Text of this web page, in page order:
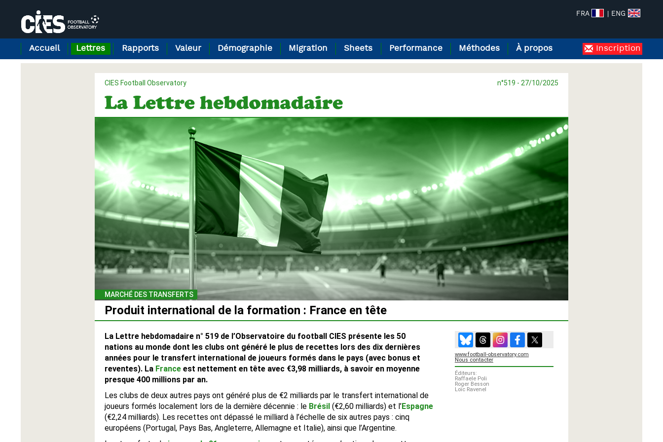
FRA | ENG
À propos
Méthodes
Performance
Sheets
Migration
Démographie
Valeur
Rapports
Lettres
Accueil Inscription